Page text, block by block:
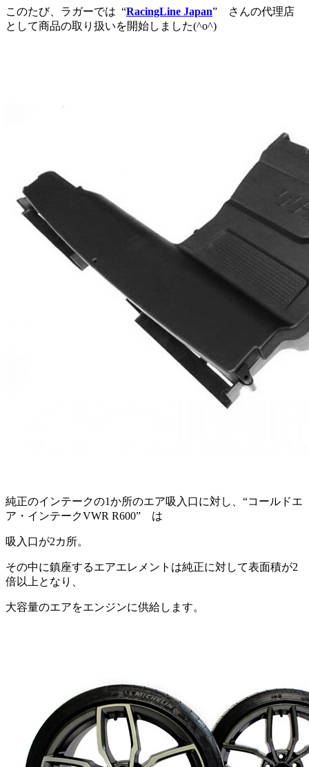
このたび、ラガーでは “RacingLine Japan” さんの代理店
として商品の取り扱いを開始しました(^o^)
純正のインテークの1か所のエア吸入口に対し、“コールドエ
ア・インテークVWR R600” は
吸入口が2カ所。
その中に鎮座するエアエレメントは純正に対して表面積が2
倍以上となり、
大容量のエアをエンジンに供給します。